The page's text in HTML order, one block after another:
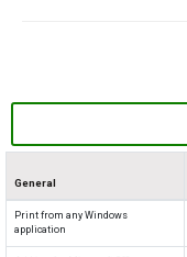
General
Print from any Windows
application